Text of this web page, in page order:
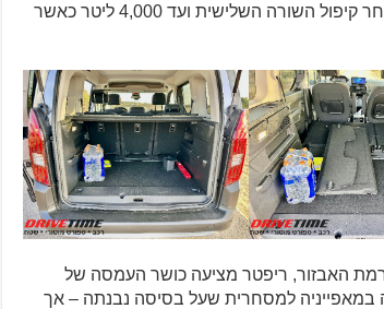
כל שבעת המושבים בשימוש, 1,050 ליטר לאחר קיפול השורה השלישית ועד 4,000 ליטר כאשר
האבזור, ריפטר מציעה כושר העמסה של
במאפייניה למסחרית שעל בסיסה נבנתה – אך